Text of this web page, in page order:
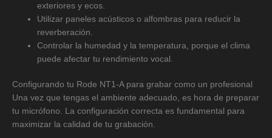
exteriores y ecos.
Utilizar paneles acústicos o alfombras para reducir la
reverberación.
Controlar la humedad y la temperatura, porque el clima
puede afectar tu rendimiento vocal.
Configurando tu Rode NT1-A para grabar como un profesional
Una vez que tengas el ambiente adecuado, es hora de preparar
tu micrófono. La configuración correcta es fundamental para
maximizar la calidad de tu grabación.